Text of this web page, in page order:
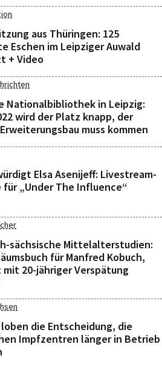
aus Thüringen: 125
Eschen im Leipziger Auwald
+ Video
Nationalbibliothek in Leipzig:
wird der Platz knapp, der
muss kommen
Elsa Asenijeff: Livestream-
für „Under The Influence“
sächsische Mittelalterstudien:
für Manfred Kobuch,
20-jähriger Verspätung
die Entscheidung, die
Impfzentren länger in Betrieb